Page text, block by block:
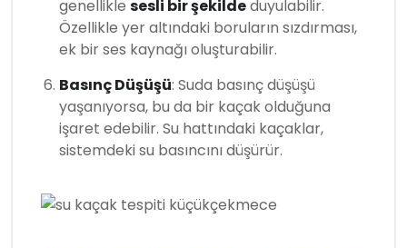
genellikle sesli bir şekildeduyulabilir.
Özellikle yer altındaki boruların sızdırması,
ek bir ses kaynağı oluşturabilir.
Basınç Düşüşü: Suda basınç düşüşü
yaşanıyorsa, bu da bir kaçak olduğuna
işaret edebilir. Su hattındaki kaçaklar,
sistemdeki su basıncını düşürür.